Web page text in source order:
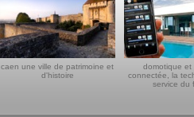
caen une ville de patrimoine et
d'histoire
domotique et
connectée, la
service du